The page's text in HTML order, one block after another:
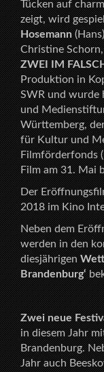
Tücken auf
zeigt, wird
Hosemann
Christine
ZWEI IM
Produktion in
SWR und wurde
und
Württemberg,
für Kultur und
Filmförderfonds
Film am 31. Mai
Der
2018 im Kino
Neben dem
werden in den
diesjährigen
Brandenburg‘
Zwei neue
in diesem Jahr
Brandenburg.
Jahr auch